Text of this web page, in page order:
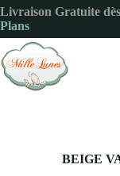
Passer
au
contenu
Livraison Gratuite
Plans
BEIGE